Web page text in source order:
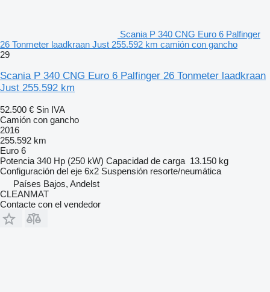
Scania P 340 CNG Euro 6 Palfinger
26 Tonmeter laadkraan Just 255.592 km camión con gancho
29
Scania P 340 CNG Euro 6 Palfinger 26 Tonmeter laadkraan
Just 255.592 km
52.500 € Sin IVA
Camión con gancho
2016
255.592 km
Euro 6
Potencia 340 Hp (250 kW) Capacidad de carga 13.150 kg
Configuración del eje 6x2 Suspensión resorte/neumática
Países Bajos, Andelst
CLEANMAT
Contacte con el vendedor